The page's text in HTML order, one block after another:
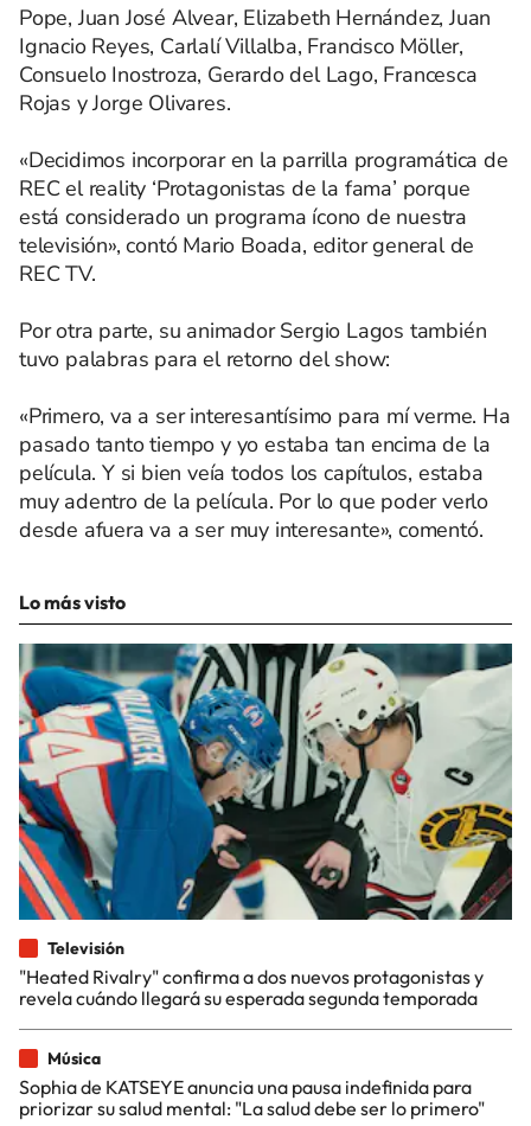
Pope, Juan José Alvear, Elizabeth Hernández, Juan
Ignacio Reyes, Carlalí Villalba, Francisco Möller,
Consuelo Inostroza, Gerardo del Lago, Francesca
Rojas y Jorge Olivares.
«Decidimos incorporar en la parrilla programática de
REC el reality ‘Protagonistas de la fama’ porque
está considerado un programa ícono de nuestra
televisión», contó Mario Boada, editor general de
REC TV.
Por otra parte, su animador Sergio Lagos también
tuvo palabras para el retorno del show:
«Primero, va a ser interesantísimo para mí verme. Ha
pasado tanto tiempo y yo estaba tan encima de la
película. Y si bien veía todos los capítulos, estaba
muy adentro de la película. Por lo que poder verlo
desde afuera va a ser muy interesante», comentó.
Lo más visto
Televisión
"Heated Rivalry" confirma a dos nuevos protagonistas y
revela cuándo llegará su esperada segunda temporada
Música
Sophia de KATSEYE anuncia una pausa indefinida para
priorizar su salud mental: "La salud debe ser lo primero"